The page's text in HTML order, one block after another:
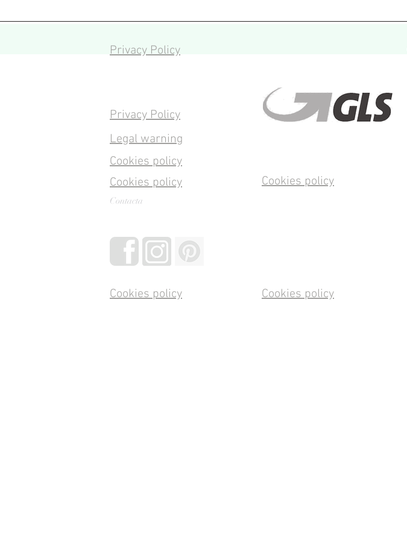
Privacy Policy
Privacy Policy
Legal warning
Cookies policy
Cookies policy
Contacta
Cookies policy
Cookies policy Cookies policy